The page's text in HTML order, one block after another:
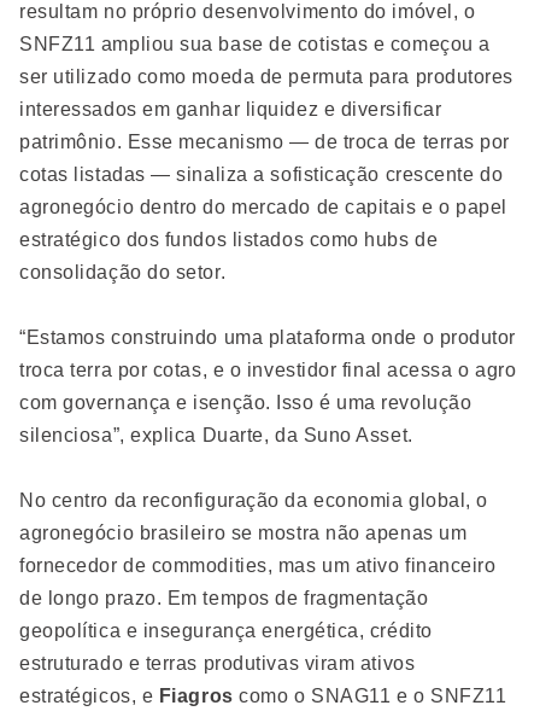
resultam no próprio desenvolvimento do imóvel, o
SNFZ11 ampliou sua base de cotistas e começou a
ser utilizado como moeda de permuta para produtores
interessados em ganhar liquidez e diversificar
patrimônio. Esse mecanismo — de troca de terras por
cotas listadas — sinaliza a sofisticação crescente do
agronegócio dentro do mercado de capitais e o papel
estratégico dos fundos listados como hubs de
consolidação do setor.
“Estamos construindo uma plataforma onde o produtor
troca terra por cotas, e o investidor final acessa o agro
com governança e isenção. Isso é uma revolução
silenciosa”, explica Duarte, da Suno Asset.
No centro da reconfiguração da economia global, o
agronegócio brasileiro se mostra não apenas um
fornecedor de commodities, mas um ativo financeiro
de longo prazo. Em tempos de fragmentação
geopolítica e insegurança energética, crédito
estruturado e terras produtivas viram ativos
estratégicos, e Fiagroscomo o SNAG11 e o SNFZ11